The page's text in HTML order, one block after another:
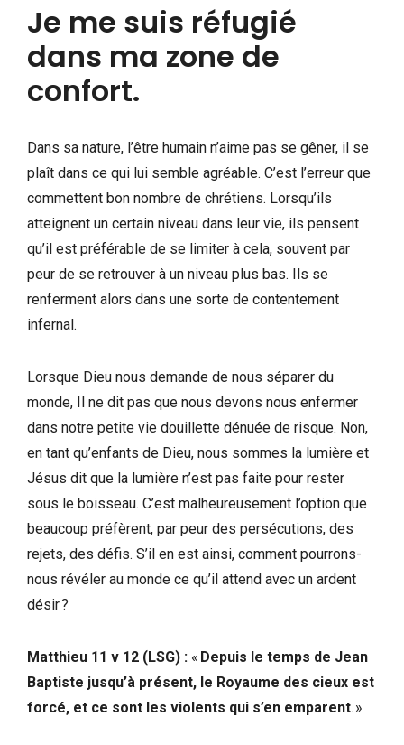
Je me suis réfugié
dans ma zone de
confort.
Dans sa nature, l’être humain n’aime pas se gêner, il se
plaît dans ce qui lui semble agréable. C’est l’erreur que
commettent bon nombre de chrétiens. Lorsqu’ils
atteignent un certain niveau dans leur vie, ils pensent
qu’il est préférable de se limiter à cela, souvent par
peur de se retrouver à un niveau plus bas. Ils se
renferment alors dans une sorte de contentement
infernal.
Lorsque Dieu nous demande de nous séparer du
monde, Il ne dit pas que nous devons nous enfermer
dans notre petite vie douillette dénuée de risque. Non,
en tant qu’enfants de Dieu, nous sommes la lumière et
Jésus dit que la lumière n’est pas faite pour rester
sous le boisseau. C’est malheureusement l’option que
beaucoup préfèrent, par peur des persécutions, des
rejets, des défis. S’il en est ainsi, comment pourrons-
nous révéler au monde ce qu’il attend avec un ardent
désir ?
Matthieu 11 v 12 (LSG) : « Depuis le temps de Jean
Baptiste jusqu’à présent, le Royaume des cieux est
forcé, et ce sont les violents qui s’en emparent. »